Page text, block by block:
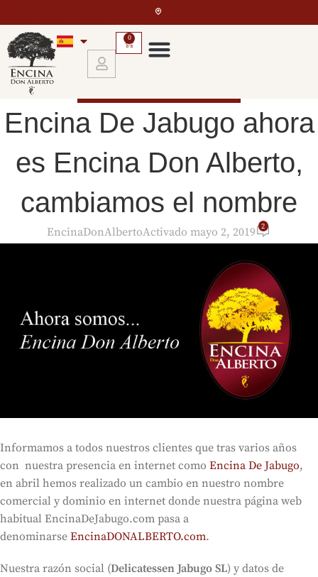
0
Encina De Jabugo ahora
es Encina Don Alberto,
cambiamos el nombre
EncinaDonAlbertoActivado mayo 2, 2019 2
Informamos a todos nuestros clientes que tras varios años
con nuestra presencia en internet como Encina De Jabugo,
en abril hemos realizado un cambio en nuestro nombre
comercial y dominio en internet donde nuestra página web
habitual EncinaDeJabugo.com pasa a
denominarse EncinaDONALBERTO.com.
Nuestra razón social (Delicatessen Jabugo SL) y datos de